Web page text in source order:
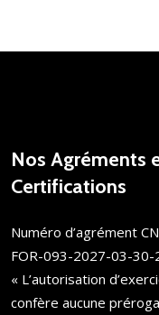
Nos Agréments
Certifications
Numéro d’agrément
FOR-093-2027-03-
« L’autorisation
confère aucune